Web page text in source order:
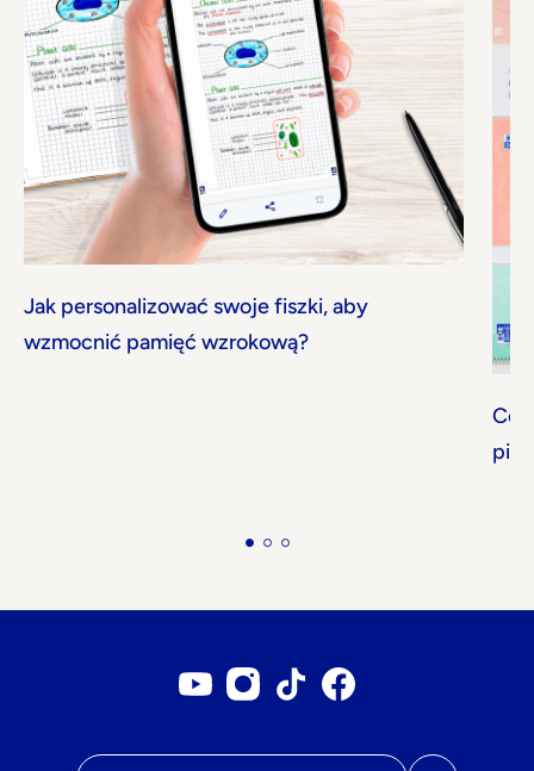
Jak personalizować swoje fiszki, aby
wzmocnić pamięć wzrokową?
Co